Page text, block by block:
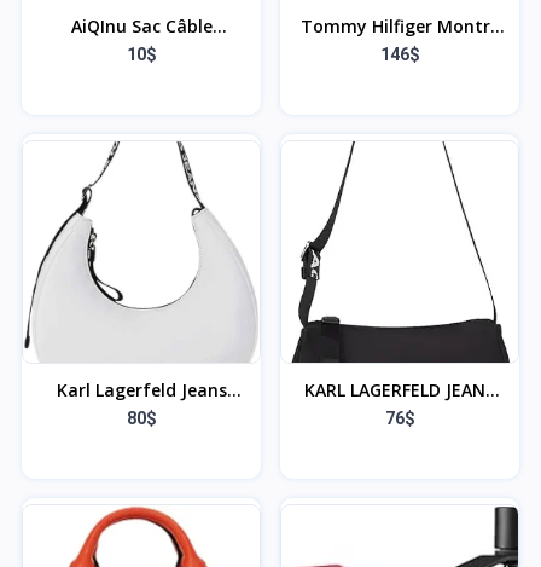
AiQInu Sac Câble
Multifonctionnel Sac de
Management Cubes pour
Tablette, Disque Dur
Externe, Chargeur,
Adaptateurs, Cartes
Mémoire, Câbles USB
10$
Tommy Hilfiger Montre
Analogique à Quartz
Inoxydable, Maille ou
146$
Karl Lagerfeld Jeans
Essential Nylon Moon
80$
KARL LAGERFELD JEANS
Essential Nylon SHB, Sac
76$